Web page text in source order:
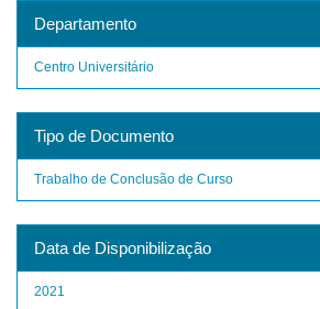
Departamento
Centro Universitário
Tipo de Documento
Trabalho de Conclusão de Curso
Data de Disponibilização
2021